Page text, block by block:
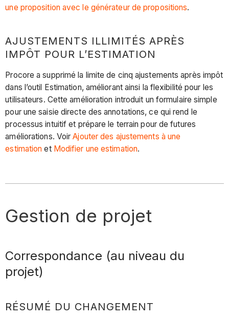
une proposition avec le générateur de propositions.
AJUSTEMENTS ILLIMITÉS APRÈS
IMPÔT POUR L’ESTIMATION
Procore a supprimé la limite de cinq ajustements après impôt
dans l’outil Estimation, améliorant ainsi la flexibilité pour les
utilisateurs. Cette amélioration introduit un formulaire simple
pour une saisie directe des annotations, ce qui rend le
processus intuitif et prépare le terrain pour de futures
améliorations. VoirAjouter des ajustements à une
estimation et Modifier une estimation.
Gestion de projet
Correspondance (au niveau du
projet)
RÉSUMÉ DU CHANGEMENT